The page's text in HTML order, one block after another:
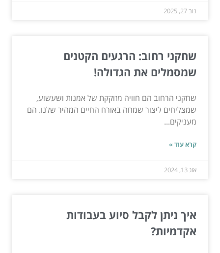
נוב 27, 2025
שחקני רחוב: הרגעים הקטנים
שמסמלים את הגדולה!
שחקני הרחוב הם חוויה מזוקקת של אמנות ושעשוע,
שמצליחים ליצור שמחה באורח החיים המהיר שלנו. הם
מעניקים...
קרא עוד »
אוג 13, 2024
איך ניתן לקבל סיוע בעבודות
אקדמיות?